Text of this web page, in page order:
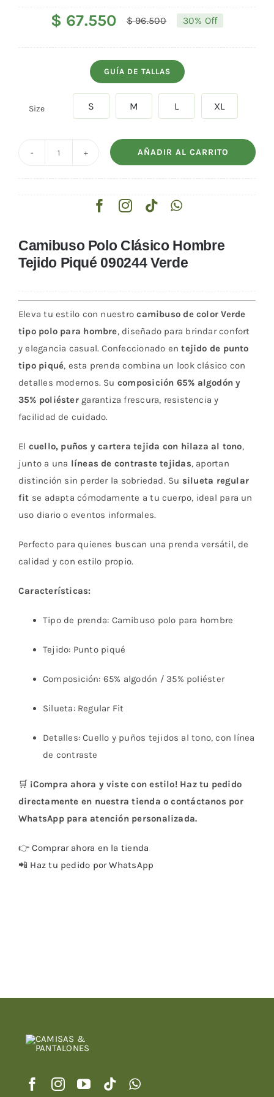
$96.500El
original
era:
$ 96.500.
$ 67.550
El
actual
es:
$ 67.550.
30% Off
GUÍA DE TALLAS
Size S M L XL
Piqué
090244
AÑADIR AL CARRITO
Camibuso Polo Clásico Hombre
Tejido Piqué 090244 Verde
Eleva tu estilo con nuestrocamibuso de color Verde
tipo polo para hombre, diseñado para brindar confort
y elegancia casual. Confeccionado entejido de punto
tipo piqué, esta prenda combina un look clásico con
detalles modernos. Su composición 65% algodón y
35% poliéstergarantiza frescura, resistencia y
facilidad de cuidado.
El cuello, puños y cartera tejida con hilaza al tono,
junto a una líneas de contraste tejidas, aportan
distinción sin perder la sobriedad. Su silueta regular
fit se adapta cómodamente a tu cuerpo, ideal para un
uso diario o eventos informales.
Perfecto para quienes buscan una prenda versátil, de
calidad y con estilo propio.
Características:
Tipo de prenda: Camibuso polo para hombre
Tejido: Punto piqué
Composición: 65% algodón / 35% poliéster
Silueta: Regular Fit
Detalles: Cuello y puños tejidos al tono, con línea
de contraste
🛒 ¡Compra ahora y viste con estilo! Haz tu pedido
directamente en nuestra tienda o contáctanos por
WhatsApp para atención personalizada.
👉Comprar ahora en la tienda
📲 Haz tu pedido por WhatsApp